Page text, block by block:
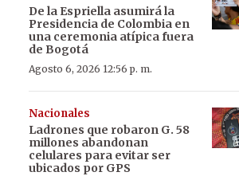
De la Espriella asumirá la
Presidencia de Colombia en
una ceremonia atípica fuera
de Bogotá
Agosto 6, 2026 12:56 p. m.
Nacionales
Ladrones que robaron G. 58
millones abandonan
celulares para evitar ser
ubicados por GPS